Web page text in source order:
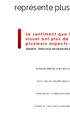
représente